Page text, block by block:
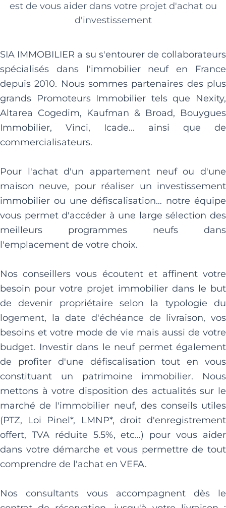
est de vous aider dans votre projet d'achat ou
d'investissement
SIA IMMOBILIER a su s'entourer de collaborateurs
spécialisés dans l'immobilier neuf en France
depuis 2010. Nous sommes partenaires des plus
grands Promoteurs Immobilier tels que Nexity,
Altarea Cogedim, Kaufman & Broad, Bouygues
Immobilier, Vinci, Icade... ainsi que de
commercialisateurs.
Pour l'achat d'un appartement neuf ou d'une
maison neuve, pour réaliser un investissement
immobilier ou une défiscalisation… notre équipe
vous permet d'accéder à une large sélection des
meilleurs programmes neufs dans
l'emplacement de votre choix.
Nos conseillers vous écoutent et affinent votre
besoin pour votre projet immobilier dans le but
de devenir propriétaire selon la typologie du
logement, la date d'échéance de livraison, vos
besoins et votre mode de vie mais aussi de votre
budget. Investir dans le neuf permet également
de profiter d'une défiscalisation tout en vous
constituant un patrimoine immobilier. Nous
mettons à votre disposition des actualités sur le
marché de l'immobilier neuf, des conseils utiles
(PTZ, Loi Pinel*, LMNP*, droit d'enregistrement
offert, TVA réduite 5.5%, etc…) pour vous aider
dans votre démarche et vous permettre de tout
comprendre de l'achat en VEFA.
Nos consultants vous accompagnent dès le